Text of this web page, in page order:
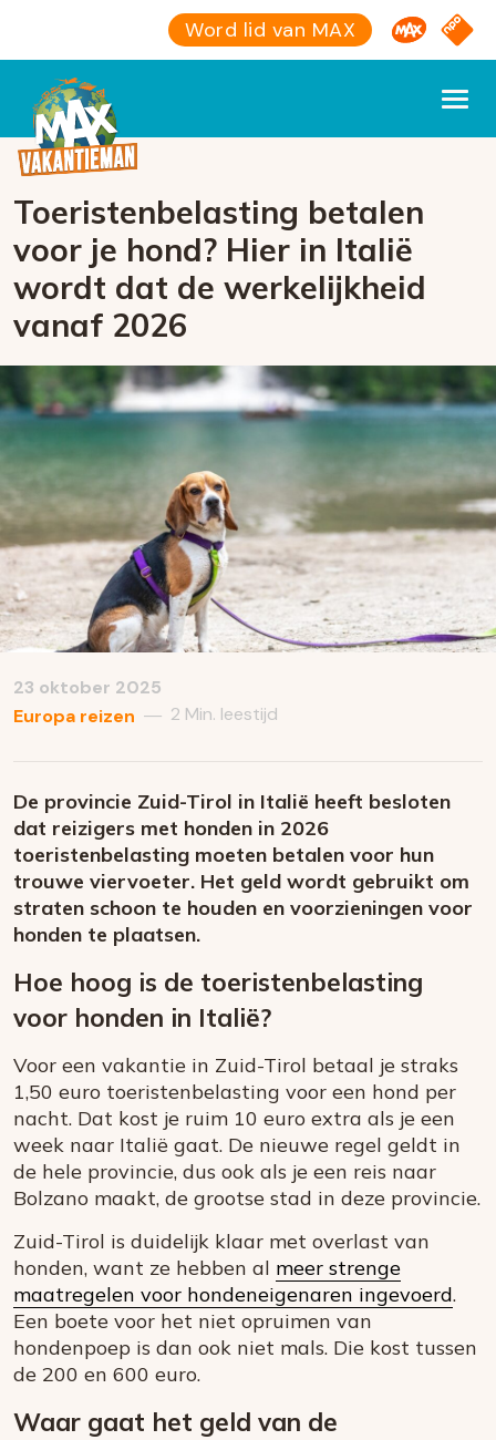
Word lid van MAX Omroep
NPO
Toeristenbelasting betalen
voor je hond? Hier in Italië
wordt dat de werkelijkheid
vanaf 2026
23 oktober 2025
Europa reizen — 2 Min. leestijd
De provincie Zuid-Tirol in Italië heeft besloten
dat reizigers met honden in 2026
toeristenbelasting moeten betalen voor hun
trouwe viervoeter. Het geld wordt gebruikt om
straten schoon te houden en voorzieningen voor
honden te plaatsen.
Hoe hoog is de toeristenbelasting
voor honden in Italië?
Voor een vakantie in Zuid-Tirol betaal je straks
1,50 euro toeristenbelasting voor een hond per
nacht. Dat kost je ruim 10 euro extra als je een
week naar Italië gaat. De nieuwe regel geldt in
de hele provincie, dus ook als je een reis naar
Bolzano maakt, de grootse stad in deze provincie.
Zuid-Tirol is duidelijk klaar met overlast van
honden, want ze hebben al meer strenge
maatregelen voor hondeneigenaren ingevoerd.
Een boete voor het niet opruimen van
hondenpoep is dan ook niet mals. Die kost tussen
de 200 en 600 euro.
Waar gaat het geld van de